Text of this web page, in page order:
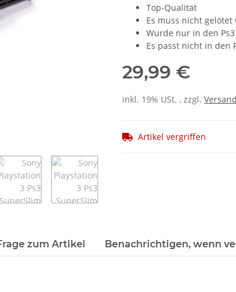
Top-Qualität
Es muss nicht
Wurde nur in den
Es passt nicht in den
29,99 €
inkl. 19% USt. , zzgl. Versand
Artikel vergriffen
zum Artikel Benachrichtigen, wenn